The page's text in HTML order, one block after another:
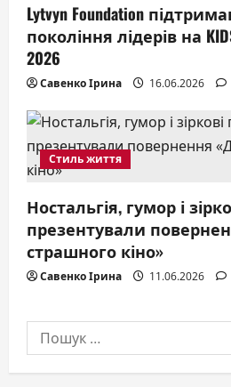
Lytvyn Foundation
покоління лідерів на KIDS
2026
Савенко Ірина 16.06.2026
Стиль життя
Ностальгія, гумор і
презентували
страшного кіно»
Савенко Ірина 11.06.2026
Пошук: